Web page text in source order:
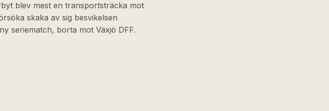
blev mest en transportsträcka mot
skaka av sig besvikelsen
seriematch, borta mot Växjö DFF.